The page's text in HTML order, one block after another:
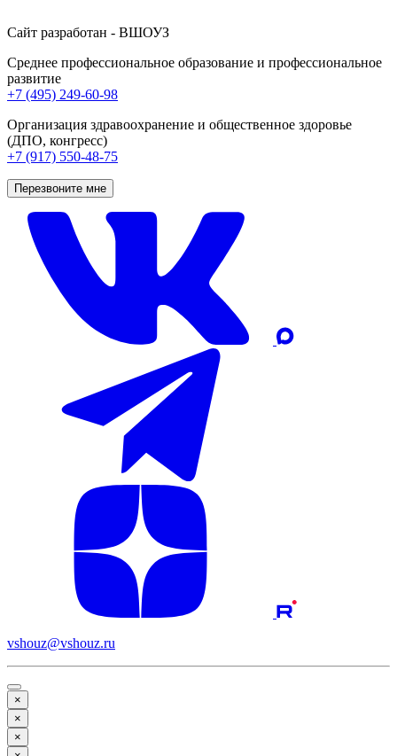
Сайт разработан - ВШОУЗ
Среднее профессиональное образование и профессиональное
развитие
+7 (495) 249-60-98
Организация здравоохранение и общественное здоровье
(ДПО, конгресс)
+7 (917) 550-48-75
Перезвоните мне
vshouz@vshouz.ru
×
×
×